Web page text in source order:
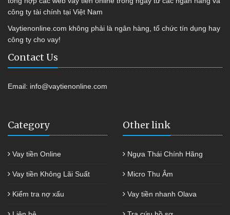
công ty tài chính tại Việt Nam
Vaytienonline.com không phải là ngân hàng, tổ chức tín dụng hay
công ty cho vay!
Contact Us
Email: info@vaytienonline.com
Category
Vay tiền Online
Vay tiền Không Lãi Suất
Kiểm tra nợ xấu
Other link
Ngựa Thái Chính Hãng
Micro Thu Âm
Vay tiền nhanh Olava